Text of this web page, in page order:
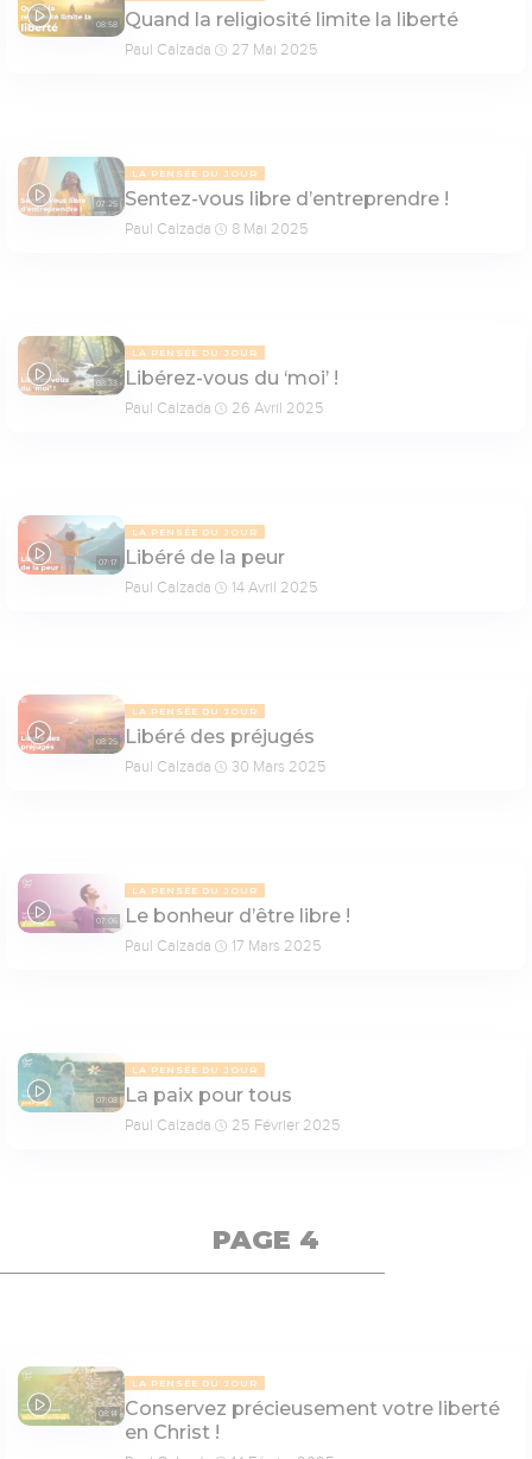
08:58 Quand la religiosité limite la liberté
Paul Calzada 27 Mai 2025
07:25
LA PENSÉE DU JOUR
Sentez-vous libre d’entreprendre !
Paul Calzada 8 Mai 2025
08:33
LA PENSÉE DU JOUR
Libérez-vous du ‘moi’ !
Paul Calzada 26 Avril 2025
07:17
LA PENSÉE DU JOUR
Libéré de la peur
Paul Calzada 14 Avril 2025
08:25
LA PENSÉE DU JOUR
Libéré des préjugés
Paul Calzada 30 Mars 2025
07:06
LA PENSÉE DU JOUR
Le bonheur d’être libre !
Paul Calzada 17 Mars 2025
07:08
LA PENSÉE DU JOUR
La paix pour tous
Paul Calzada 25 Février 2025
PAGE 4
08:14
LA PENSÉE DU JOUR
Conservez précieusement votre liberté
en Christ !